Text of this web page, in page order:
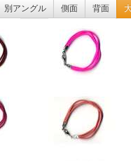
別アングル 側面 背面